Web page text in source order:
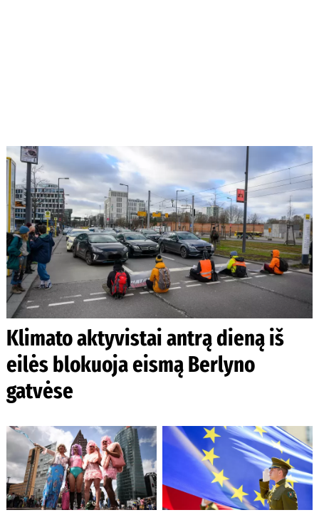
Klimato aktyvistai antrą dieną iš
eilės blokuoja eismą Berlyno
gatvėse